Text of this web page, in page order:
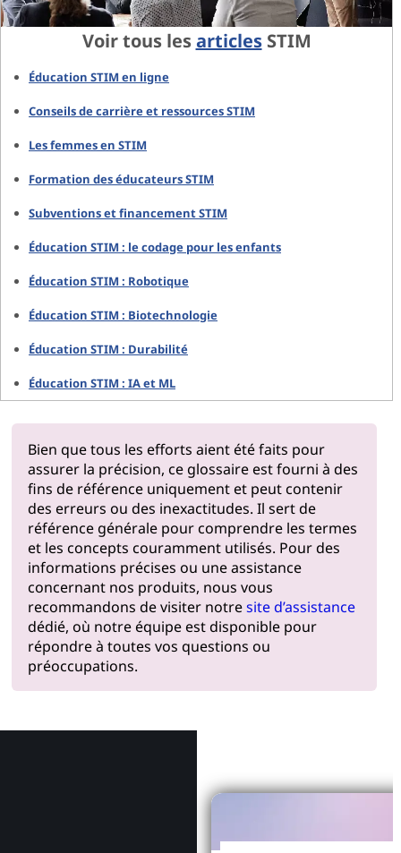
Voir tous lesarticlesSTIM
Éducation STIM en ligne
Conseils de carrière et ressources STIM
Les femmes en STIM
Formation des éducateurs STIM
Subventions et financement STIM
Éducation STIM : le codage pour les enfants
Éducation STIM : Robotique
Éducation STIM : Biotechnologie
Éducation STIM : Durabilité
Éducation STIM : IA et ML
Bien que tous les efforts aient été faits pour
assurer la précision, ce glossaire est fourni à des
fins de référence uniquement et peut contenir
des erreurs ou des inexactitudes. Il sert de
référence générale pour comprendre les termes
et les concepts couramment utilisés. Pour des
informations précises ou une assistance
concernant nos produits, nous vous
recommandons de visiter notresite d’assistance
dédié, où notre équipe est disponible pour
répondre à toutes vos questions ou
préoccupations.